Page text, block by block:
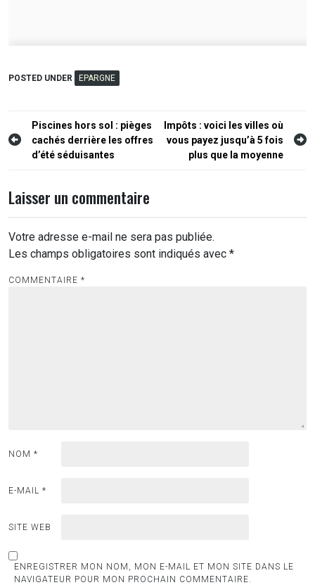
POSTED UNDER EPARGNE
Navigation
de
Piscines hors sol : pièges
cachés derrière les offres
d’été séduisantes
Impôts : voici les villes où
vous payez jusqu’à 5 fois
plus que la moyenne
Laisser un commentaire
Votre adresse e-mail ne sera pas publiée.
Les champs obligatoires sont indiqués avec *
COMMENTAIRE *
NOM *
E-MAIL *
SITE WEB
ENREGISTRER MON NOM, MON E-MAIL ET MON SITE DANS LE
NAVIGATEUR POUR MON PROCHAIN COMMENTAIRE.